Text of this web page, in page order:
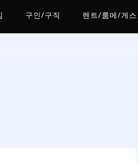
구인/구직 렌트/룸메/게